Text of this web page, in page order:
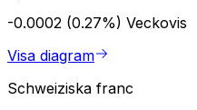
-0.0002 (0.27%) Veckovis
Visa diagram
Schweiziska franc